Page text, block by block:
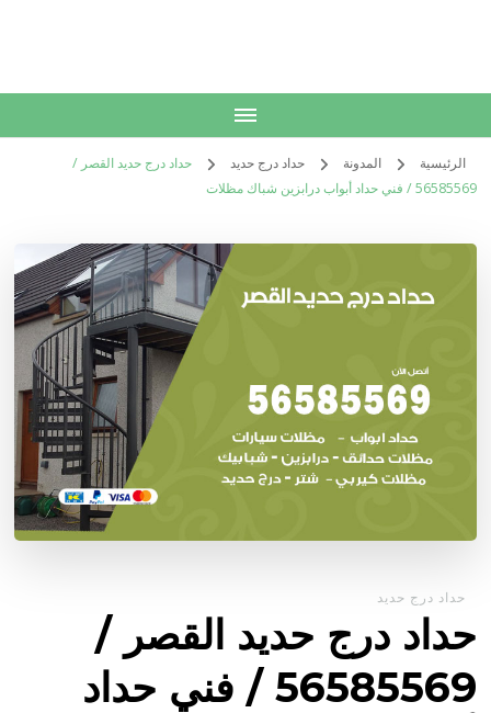
الرئيسية المدونة حداد درج حديد
حداد درج حديد القصر /
56585569 / فني حداد أبواب درابزين شباك مظلات
حداد درج حديد
حداد درج حديد القصر /
56585569 / فني حداد